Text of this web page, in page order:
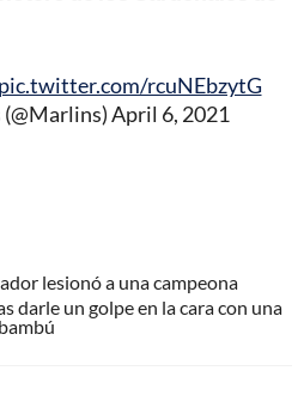
pic.twitter.com/rcuNEbzytG
April 6, 2021
lesionó a una campeona
darle un golpe en la cara con una